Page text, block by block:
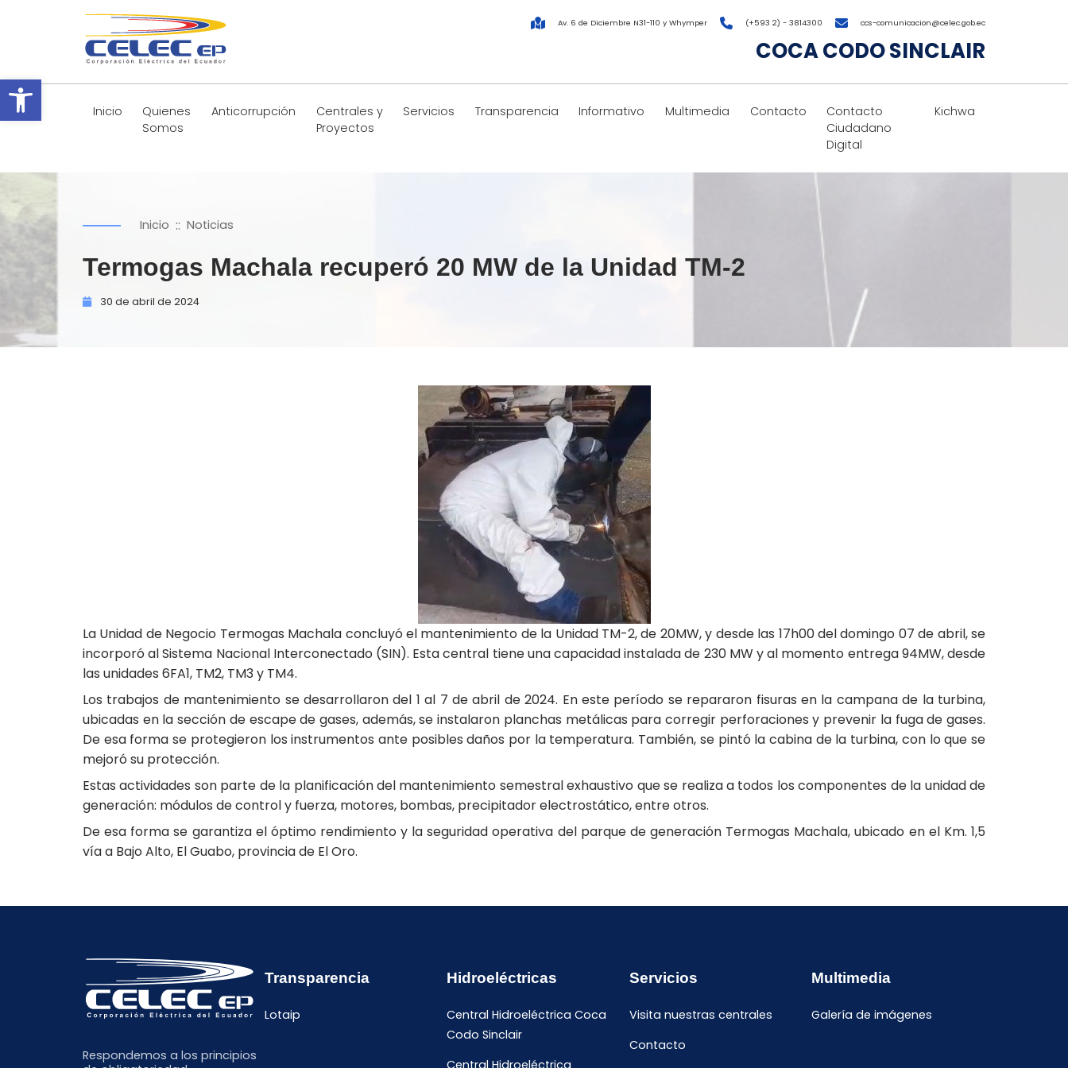
Abrir barra de herramientas
Av. 6 de Diciembre N31-110 y Whymper (+593 2) - 3814300 ccs-comunicacion@celec.gob.ec
COCA CODO SINCLAIR
Inicio
Quienes
Somos
Anticorrupción
Centrales y
Proyectos
Servicios Transparencia Informativo Multimedia Contacto
Contacto
Ciudadano
Digital
Kichwa
Inicio :: Noticias
Termogas Machala recuperó 20 MW de la Unidad TM-2
30 de abril de 2024
La Unidad de Negocio Termogas Machala concluyó el mantenimiento de la Unidad TM-2, de 20MW, y desde las 17h00 del domingo 07 de abril, se
incorporó al Sistema Nacional Interconectado (SIN). Esta central tiene una capacidad instalada de 230 MW y al momento entrega 94MW, desde
las unidades 6FA1, TM2, TM3 y TM4.
Los trabajos de mantenimiento se desarrollaron del 1 al 7 de abril de 2024. En este período se repararon fisuras en la campana de la turbina,
ubicadas en la sección de escape de gases, además, se instalaron planchas metálicas para corregir perforaciones y prevenir la fuga de gases.
De esa forma se protegieron los instrumentos ante posibles daños por la temperatura. También, se pintó la cabina de la turbina, con lo que se
mejoró su protección.
Estas actividades son parte de la planificación del mantenimiento semestral exhaustivo que se realiza a todos los componentes de la unidad de
generación: módulos de control y fuerza, motores, bombas, precipitador electrostático, entre otros.
De esa forma se garantiza el óptimo rendimiento y la seguridad operativa del parque de generación Termogas Machala, ubicado en el Km. 1,5
vía a Bajo Alto, El Guabo, provincia de El Oro.
Respondemos a los principios
Transparencia
Lotaip
Hidroeléctricas
Central Hidroeléctrica Coca
Codo Sinclair
Servicios
Visita nuestras centrales
Contacto
Multimedia
Galería de imágenes